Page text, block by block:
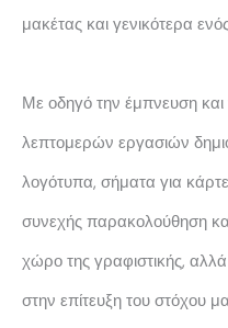
μακέτας και γενικότερα
Με οδηγό την έμπνευση και
λεπτομερών εργασιών
λογότυπα, σήματα για
συνεχής παρακολούθηση
χώρο της γραφιστικής,
στην επίτευξη του στόχου